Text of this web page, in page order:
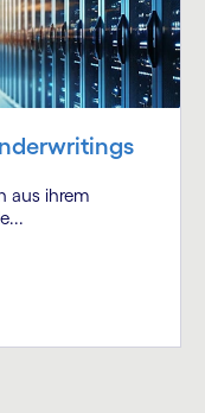
aus ihrem